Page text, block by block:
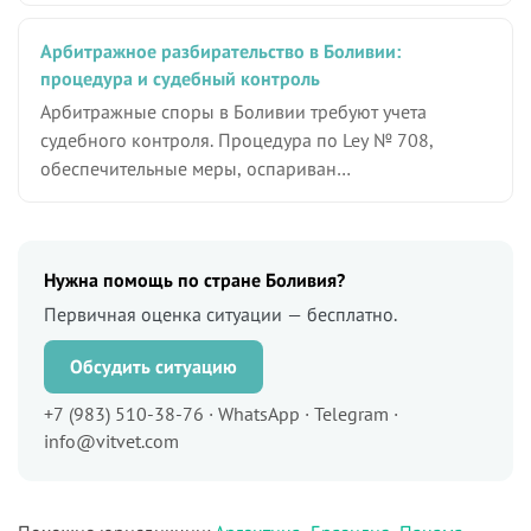
Арбитражное разбирательство в Боливии:
процедура и судебный контроль
Арбитражные споры в Боливии требуют учета
судебного контроля. Процедура по Ley № 708,
обеспечительные меры, оспариван…
Нужна помощь по стране Боливия?
Первичная оценка ситуации — бесплатно.
Обсудить ситуацию
+7 (983) 510-38-76 · WhatsApp · Telegram ·
info@vitvet.com